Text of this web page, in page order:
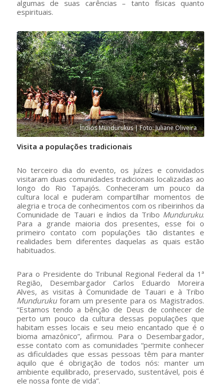
algumas de suas carências – tanto físicas quanto
espirituais.
Índios Mundurukus | Foto: Juliane Oliveira
Visita a populações tradicionais
No terceiro dia do evento, os juízes e convidados
visitaram duas comunidades tradicionais localizadas ao
longo do Rio Tapajós. Conheceram um pouco da
cultura local e puderam compartilhar momentos de
alegria e troca de conhecimentos com os ribeirinhos da
Comunidade de Tauari e índios da Tribo Munduruku.
Para a grande maioria dos presentes, esse foi o
primeiro contato com populações tão distantes e
realidades bem diferentes daquelas as quais estão
habituados.
Para o Presidente do Tribunal Regional Federal da 1ª
Região, Desembargador Carlos Eduardo Moreira
Alves, as visitas à Comunidade de Tauari e à Tribo
Mundurukuforam um presente para os Magistrados.
“Estamos tendo a bênção de Deus de conhecer de
perto um pouco da cultura dessas populações que
habitam esses locais e seu meio encantado que é o
bioma amazônico”, afirmou. Para o Desembargador,
esse contato com as comunidades “permite conhecer
as dificuldades que essas pessoas têm para manter
aquilo que é obrigação de todos nós: manter um
ambiente equilibrado, preservado, sustentável, pois é
ele nossa fonte de vida”.